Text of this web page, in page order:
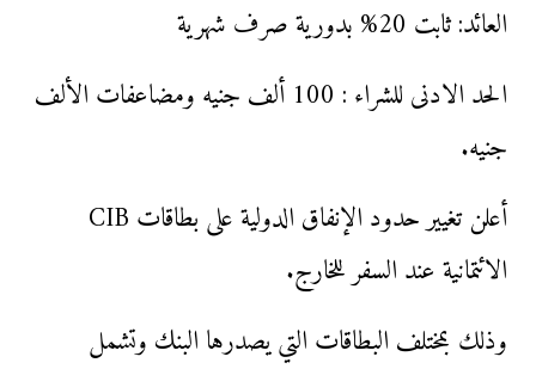
العائد: ثابت 20% بدورية صرف شهرية
الحد الادنى للشراء : 100 ألف جنيه ومضاعفات الألف
جنيه.
أعلن تغيير حدود الإنفاق الدولية على بطاقات CIB
الائتمانية عند السفر للخارج.
وذلك بمختلف البطاقات التي يصدرها البنك وتشمل